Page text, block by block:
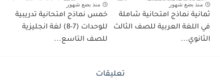
منذ بضع شهور
ثمانية نماذج امتحانية شاملة
في اللغة العربية للصف الثالث
الثانوي...
منذ بضع شهور
خمس نماذج امتحانية تدريبية
للوحدات (7-8) لغة انجليزية
للصف التاسع...
تعليقات